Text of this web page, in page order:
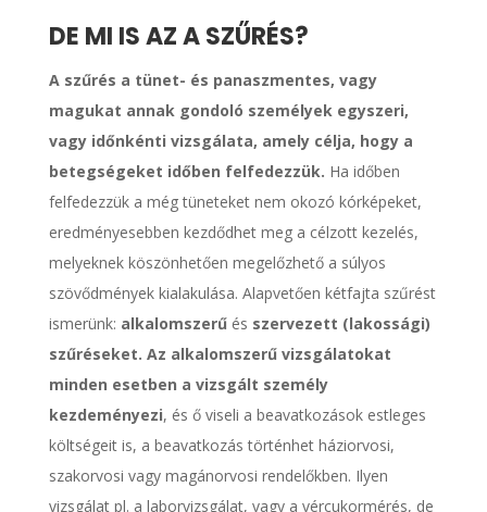
DE MI IS AZ A SZŰRÉS?
A szűrés a tünet- és panaszmentes, vagy
magukat annak gondoló személyek egyszeri,
vagy időnkénti vizsgálata, amely célja, hogy a
betegségeket időben felfedezzük. Ha időben
felfedezzük a még tüneteket nem okozó kórképeket,
eredményesebben kezdődhet meg a célzott kezelés,
melyeknek köszönhetően megelőzhető a súlyos
szövődmények kialakulása. Alapvetően kétfajta szűrést
ismerünk: alkalomszerű és szervezett (lakossági)
szűréseket. Az alkalomszerű vizsgálatokat
minden esetben a vizsgált személy
kezdeményezi, és ő viseli a beavatkozások estleges
költségeit is, a beavatkozás történhet háziorvosi,
szakorvosi vagy magánorvosi rendelőkben. Ilyen
vizsgálat pl. a laborvizsgálat, vagy a vércukormérés, de